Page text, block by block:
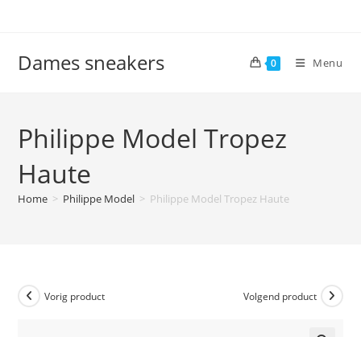
Dames sneakers 0 Menu
Philippe Model Tropez
Haute
Home > Philippe Model > Philippe Model Tropez Haute
Vorig product Volgend product